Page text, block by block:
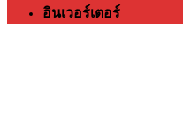
อินเวอร์เตอร์